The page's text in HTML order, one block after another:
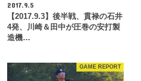
2017.9.5
【2017.9.3】後半戦、貫禄の石井
4発、川崎＆田中が圧巻の安打製
造機…
GAME REPORT